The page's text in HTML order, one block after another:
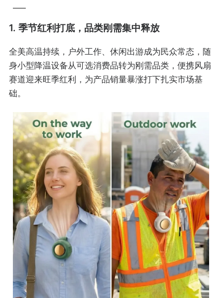
1. 季节红利打底，品类刚需集中释放
全美高温持续，户外工作、休闲出游成为民众常态，随
身小型降温设备从可选消费品转为刚需品类，便携风扇
赛道迎来旺季红利，为产品销量暴涨打下扎实市场基
础。